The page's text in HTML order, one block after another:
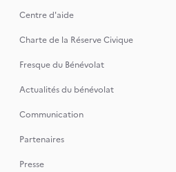
Centre d'aide
Charte de la Réserve Civique
Fresque du Bénévolat
Actualités du bénévolat
Communication
Partenaires
Presse